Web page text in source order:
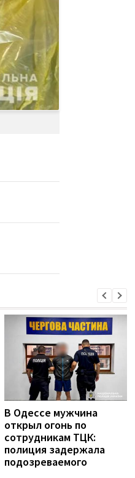
В Одессе мужчина
открыл огонь по
сотрудникам ТЦК:
полиция задержала
подозреваемого